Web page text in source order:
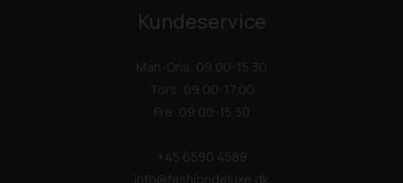
Kundeservice
Man-Ons: 09.00-15.30
Tors: 09.00-17.00
Fre: 09.00-15.30
+45 6590 4589
info@fashiondeluxe.dk